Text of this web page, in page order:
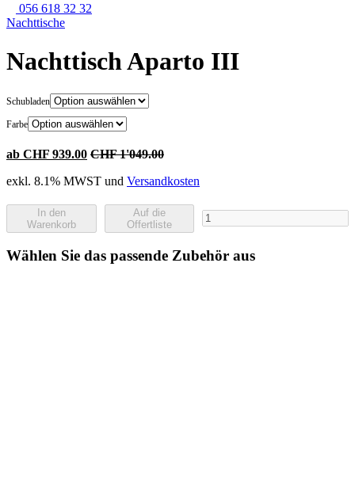
056 618 32 32
Nachttische
Nachttisch Aparto III
Schubladen
Farbe
ab CHF 939.00 CHF 1'049.00
exkl. 8.1% MWST und Versandkosten
In den
Warenkorb
Auf die
Offertliste
Nachttisch
Aparto
Menge
Wählen Sie das passende Zubehör aus